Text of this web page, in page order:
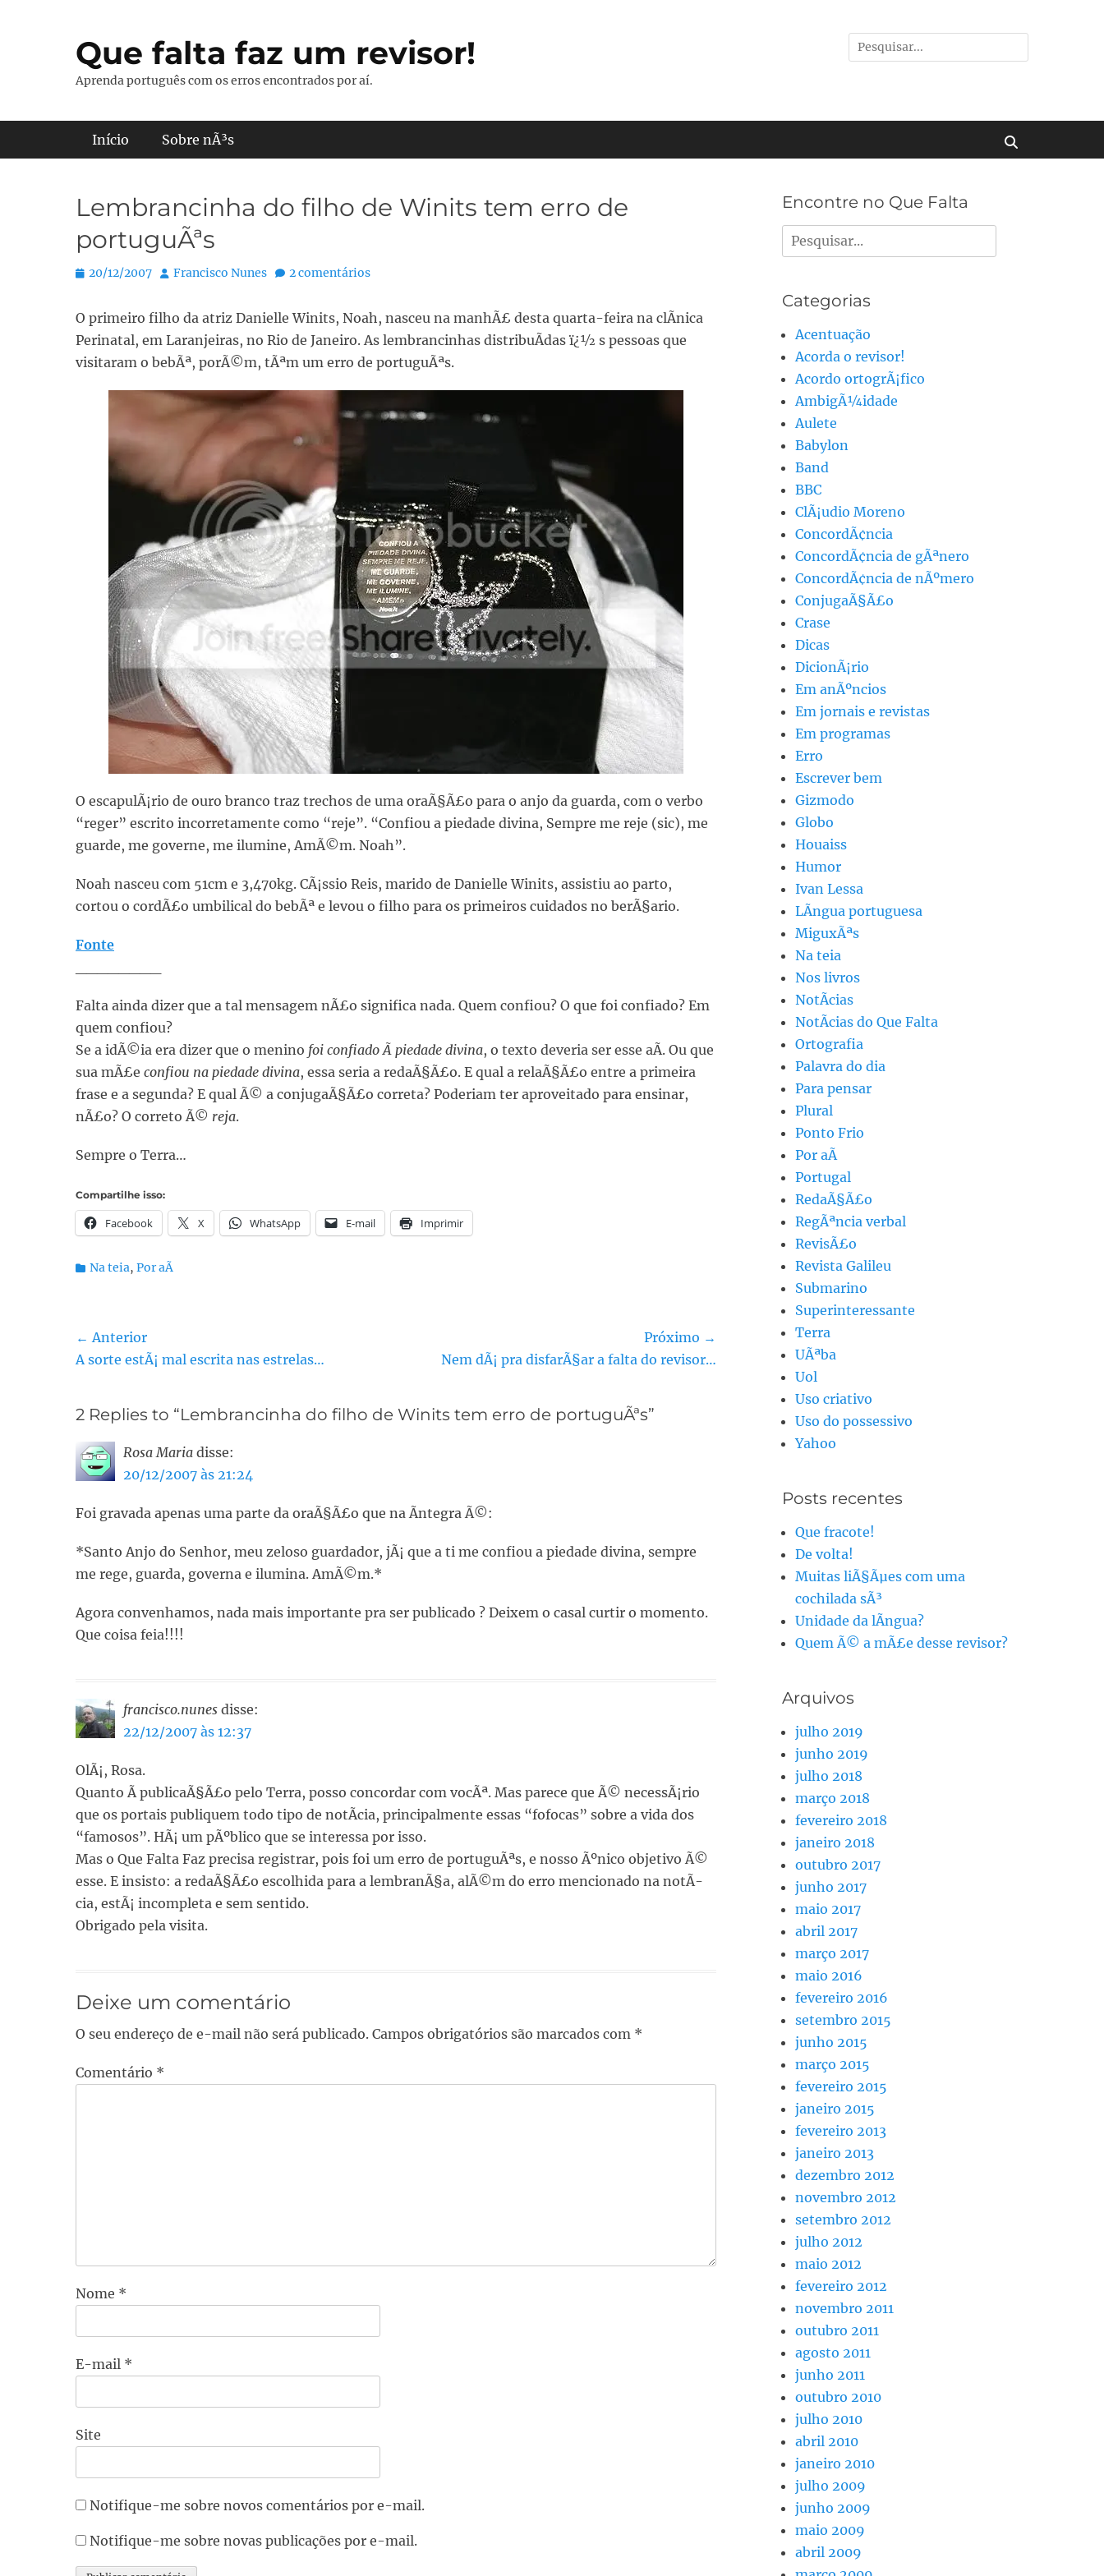
Que falta faz um revisor!
Aprenda português com os erros encontrados por aí.
Pesquisar
por:
Menu principal
Início Sobre nÃ³s
Lembrancinha do filho de Winits tem erro de
portuguÃªs
Posted
20/12/2007 Autor:
Francisco Nunes 2 comentários
O primeiro filho da atriz Danielle Winits, Noah, nasceu na manhÃ£ desta quarta-feira na clÃ­nica
Perinatal, em Laranjeiras, no Rio de Janeiro. As lembrancinhas distribuÃ­das ï¿½ s pessoas que
visitaram o bebÃª, porÃ©m, tÃªm um erro de portuguÃªs.
O escapulÃ¡rio de ouro branco traz trechos de uma oraÃ§Ã£o para o anjo da guarda, com o verbo
“reger” escrito incorretamente como “reje”. “Confiou a piedade divina, Sempre me reje (sic), me
guarde, me governe, me ilumine, AmÃ©m. Noah”.
Noah nasceu com 51cm e 3,470kg. CÃ¡ssio Reis, marido de Danielle Winits, assistiu ao parto,
cortou o cordÃ£o umbilical do bebÃª e levou o filho para os primeiros cuidados no berÃ§ario.
Fonte
Falta ainda dizer que a tal mensagem nÃ£o significa nada. Quem confiou? O que foi confiado? Em
quem confiou?
Se a idÃ©ia era dizer que o menino foi confiado Ã piedade divina, o texto deveria ser esse aÃ­. Ou que
sua mÃ£e confiou na piedade divina, essa seria a redaÃ§Ã£o. E qual a relaÃ§Ã£o entre a primeira
frase e a segunda? E qual Ã© a conjugaÃ§Ã£o correta? Poderiam ter aproveitado para ensinar,
nÃ£o? O correto Ã© reja.
Sempre o Terra…
Compartilhe isso:
Facebook X WhatsApp E-mail Imprimir
Categorias:
Na teia, Por aÃ­
Navegação
de
← Anterior
Post
A sorte estÃ¡ mal escrita nas estrelas…
Próximo →
PróximoNem dÃ¡ pra disfarÃ§ar a falta do revisor…
2 Replies to “Lembrancinha do filho de Winits tem erro de portuguÃªs”
Rosa Maria disse:
20/12/2007 às 21:24
Foi gravada apenas uma parte da oraÃ§Ã£o que na Ã­ntegra Ã©:
*Santo Anjo do Senhor, meu zeloso guardador, jÃ¡ que a ti me confiou a piedade divina, sempre
me rege, guarda, governa e ilumina. AmÃ©m.*
Agora convenhamos, nada mais importante pra ser publicado ? Deixem o casal curtir o momento.
Que coisa feia!!!!
francisco.nunes disse:
22/12/2007 às 12:37
OlÃ¡, Rosa.
Quanto Ã publicaÃ§Ã£o pelo Terra, posso concordar com vocÃª. Mas parece que Ã© necessÃ¡rio
que os portais publiquem todo tipo de notÃ­cia, principalmente essas “fofocas” sobre a vida dos
“famosos”. HÃ¡ um pÃºblico que se interessa por isso.
Mas o Que Falta Faz precisa registrar, pois foi um erro de portuguÃªs, e nosso Ãºnico objetivo Ã©
esse. E insisto: a redaÃ§Ã£o escolhida para a lembranÃ§a, alÃ©m do erro mencionado na notÃ­
cia, estÃ¡ incompleta e sem sentido.
Obrigado pela visita.
Deixe um comentário
O seu endereço de e-mail não será publicado. Campos obrigatórios são marcados com *
Comentário *
Nome *
E-mail *
Site
Notifique-me sobre novos comentários por e-mail.
Notifique-me sobre novas publicações por e-mail.
Encontre no Que Falta
Pesquisar
por:
Categorias
Acentuação
Acorda o revisor!
Acordo ortogrÃ¡fico
AmbigÃ¼idade
Aulete
Babylon
Band
BBC
ClÃ¡udio Moreno
ConcordÃ¢ncia
ConcordÃ¢ncia de gÃªnero
ConcordÃ¢ncia de nÃºmero
ConjugaÃ§Ã£o
Crase
Dicas
DicionÃ¡rio
Em anÃºncios
Em jornais e revistas
Em programas
Erro
Escrever bem
Gizmodo
Globo
Houaiss
Humor
Ivan Lessa
LÃ­ngua portuguesa
MiguxÃªs
Na teia
Nos livros
NotÃ­cias
NotÃ­cias do Que Falta
Ortografia
Palavra do dia
Para pensar
Plural
Ponto Frio
Por aÃ­
Portugal
RedaÃ§Ã£o
RegÃªncia verbal
RevisÃ£o
Revista Galileu
Submarino
Superinteressante
Terra
UÃªba
Uol
Uso criativo
Uso do possessivo
Yahoo
Posts recentes
Que fracote!
De volta!
Muitas liÃ§Ãµes com uma
cochilada sÃ³
Unidade da lÃ­ngua?
Quem Ã© a mÃ£e desse revisor?
Arquivos
julho 2019
junho 2019
julho 2018
março 2018
fevereiro 2018
janeiro 2018
outubro 2017
junho 2017
maio 2017
abril 2017
março 2017
maio 2016
fevereiro 2016
setembro 2015
junho 2015
março 2015
fevereiro 2015
janeiro 2015
fevereiro 2013
janeiro 2013
dezembro 2012
novembro 2012
setembro 2012
julho 2012
maio 2012
fevereiro 2012
novembro 2011
outubro 2011
agosto 2011
junho 2011
outubro 2010
julho 2010
abril 2010
janeiro 2010
julho 2009
junho 2009
maio 2009
abril 2009